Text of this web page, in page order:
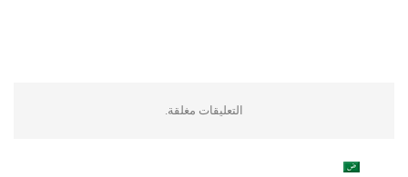
التعليقات مغلقة.